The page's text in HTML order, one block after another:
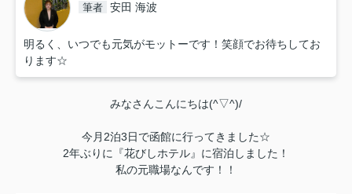
筆者 安田 海波
明るく、いつでも元気がモットーです！笑顔でお待ちしてお
ります☆
みなさんこんにちは(^▽^)/
今月2泊3日で函館に行ってきました☆
2年ぶりに『花びしホテル』に宿泊しました！
私の元職場なんです！！